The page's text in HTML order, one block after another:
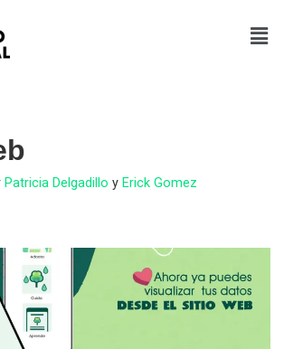
Patricia Delgadillo y Erick Gomez